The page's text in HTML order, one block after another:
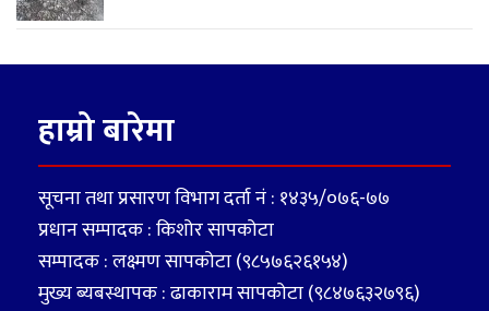
हाम्रो बारेमा
सूचना तथा प्रसारण विभाग दर्ता नं : १४३५/०७६-७७
प्रधान सम्पादक : किशोर सापकोटा
सम्पादक : लक्ष्मण सापकोटा (९८५७६२६१५४)
मुख्य ब्यबस्थापक : ढाकाराम सापकोटा (९८४७६३२७९६)